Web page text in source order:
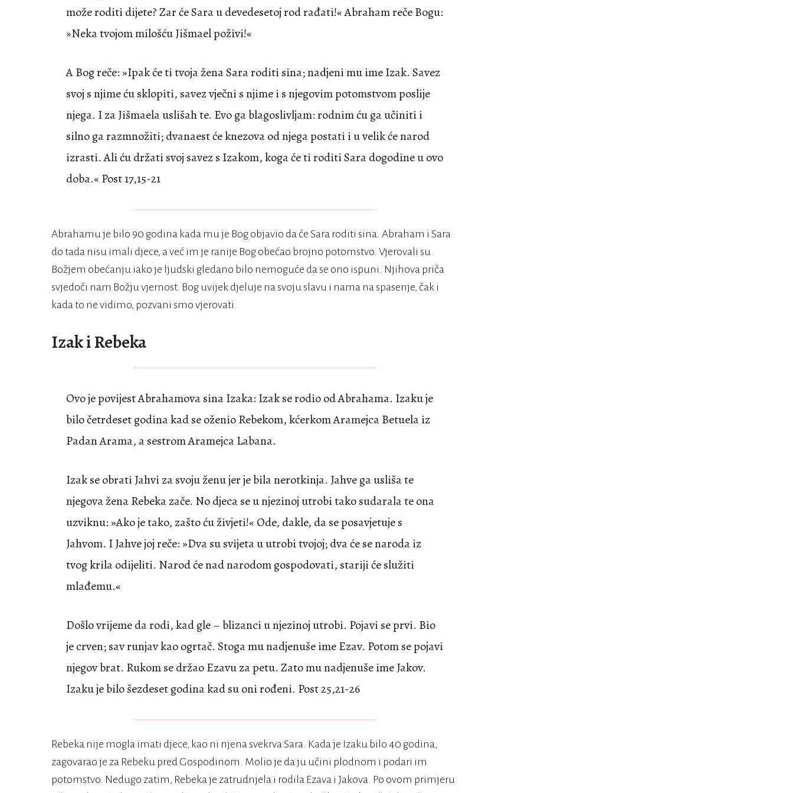
može roditi dijete? Zar će Sara u devedesetoj rod rađati!« Abraham reče Bogu:
»Neka tvojom milošću Jišmael poživi!«
A Bog reče: »Ipak će ti tvoja žena Sara roditi sina; nadjeni mu ime Izak. Savez
svoj s njime ću sklopiti, savez vječni s njime i s njegovim potomstvom poslije
njega. I za Jišmaela uslišah te. Evo ga blagoslivljam: rodnim ću ga učiniti i
silno ga razmnožiti; dvanaest će knezova od njega postati i u velik će narod
izrasti. Ali ću držati svoj savez s Izakom, koga će ti roditi Sara dogodine u ovo
doba.« Post 17,15-21
Abrahamu je bilo 90 godina kada mu je Bog objavio da će Sara roditi sina. Abraham i Sara
do tada nisu imali djece, a već im je ranije Bog obećao brojno potomstvo. Vjerovali su
Božjem obećanju iako je ljudski gledano bilo nemoguće da se ono ispuni. Njihova priča
svjedoči nam Božju vjernost. Bog uvijek djeluje na svoju slavu i nama na spasenje, čak i
kada to ne vidimo, pozvani smo vjerovati.
Izak i Rebeka
Ovo je povijest Abrahamova sina Izaka: Izak se rodio od Abrahama. Izaku je
bilo četrdeset godina kad se oženio Rebekom, kćerkom Aramejca Betuela iz
Padan Arama, a sestrom Aramejca Labana.
Izak se obrati Jahvi za svoju ženu jer je bila nerotkinja. Jahve ga usliša te
njegova žena Rebeka zače. No djeca se u njezinoj utrobi tako sudarala te ona
uzviknu: »Ako je tako, zašto ću živjeti!« Ode, dakle, da se posavjetuje s
Jahvom. I Jahve joj reče: »Dva su svijeta u utrobi tvojoj; dva će se naroda iz
tvog krila odijeliti. Narod će nad narodom gospodovati, stariji će služiti
mlađemu.«
Došlo vrijeme da rodi, kad gle – blizanci u njezinoj utrobi. Pojavi se prvi. Bio
je crven; sav runjav kao ogrtač. Stoga mu nadjenuše ime Ezav. Potom se pojavi
njegov brat. Rukom se držao Ezavu za petu. Zato mu nadjenuše ime Jakov.
Izaku je bilo šezdeset godina kad su oni rođeni. Post 25,21-26
Rebeka nije mogla imati djece, kao ni njena svekrva Sara. Kada je Izaku bilo 40 godina,
zagovarao je za Rebeku pred Gospodinom. Molio je da ju učini plodnom i podari im
potomstvo. Nedugo zatim, Rebeka je zatrudnjela i rodila Ezava i Jakova. Po ovom primjeru